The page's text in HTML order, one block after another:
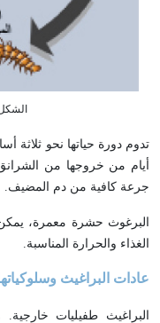
الشكل (2) دورة حياة
تدوم دورة حياتها نحو ثلاثة
أيام من خروجها من
جرعة كافية من دم المضيف.
البرغوث حشرة معمرة،
الغذاء والحرارة المناسبة.
عادات البراغيث
البراغيث طفيليات